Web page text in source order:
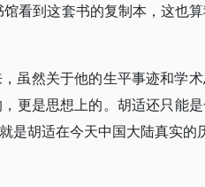
看到这套书的复制本，这也
然关于他的生平事迹和学术
更是思想上的。胡适还只能
是胡适在今天中国大陆真实的